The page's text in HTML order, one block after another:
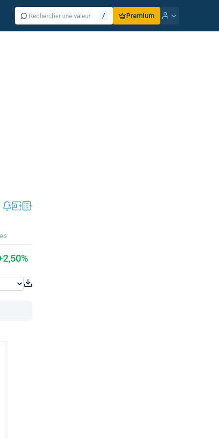
⌕ / Premium